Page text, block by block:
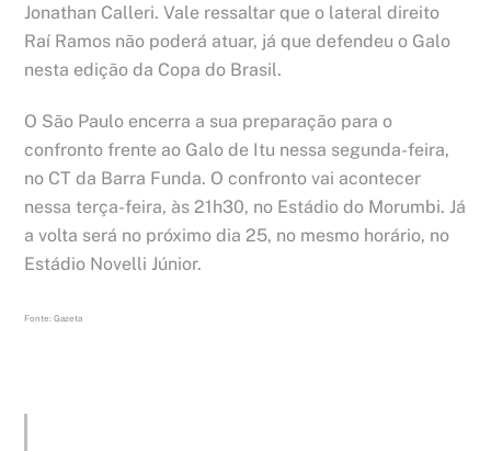
Jonathan Calleri. Vale ressaltar que o lateral direito
Raí Ramos não poderá atuar, já que defendeu o Galo
nesta edição da Copa do Brasil.
O São Paulo encerra a sua preparação para o
confronto frente ao Galo de Itu nessa segunda-feira,
no CT da Barra Funda. O confronto vai acontecer
nessa terça-feira, às 21h30, no Estádio do Morumbi. Já
a volta será no próximo dia 25, no mesmo horário, no
Estádio Novelli Júnior.
Fonte: Gazeta